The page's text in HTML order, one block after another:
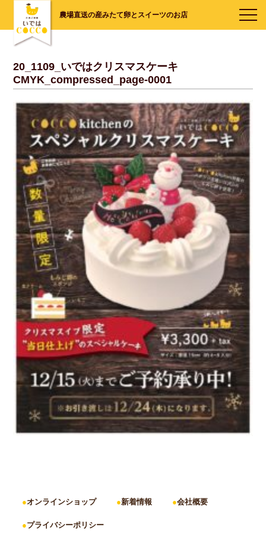
農場直送の産みたて卵とスイーツのお店
20_1109_いではクリスマスケーキ
CMYK_compressed_page-0001
オンラインショップ 新着情報 会社概要
プライバシーポリシー